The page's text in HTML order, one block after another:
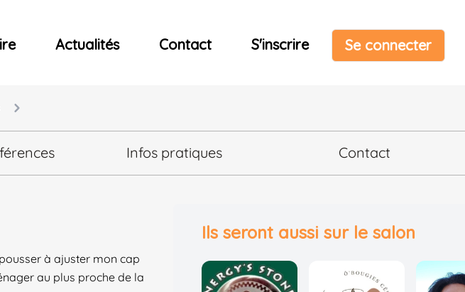
Actualités Contact S'inscrire Se connecter
Infos pratiques Contact
à ajuster mon cap
au plus proche de la
Ils seront aussi sur le salon